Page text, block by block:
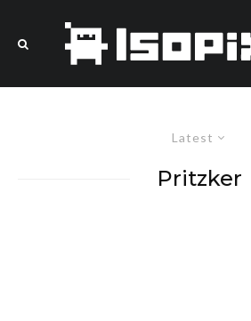
Latest
Pritzker